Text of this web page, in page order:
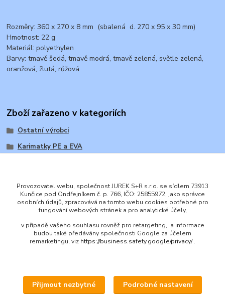
Rozměry: 360 x 270 x 8 mm (sbalená d. 270 x 95 x 30 mm)
Hmotnost: 22 g
Materiál: polyethylen
Barvy: tmavě šedá, tmavě modrá, tmavě zelená, světle zelená,
oranžová, žlutá, růžová
Zboží zařazeno v kategoriích
Ostatní výrobci
Karimatky PE a EVA
ENGLISH
© 2016 JUREK S+R s.r.o., IČ 25855972
Provozovatel webu, společnost JUREK S+R s.r.o. se sídlem 73913
Kunčice pod Ondřejníkem č. p. 766, IČO: 25855972, jako správce
osobních údajů, zpracovává na tomto webu cookies potřebné pro
fungování webových stránek a pro analytické účely,
v případě vašeho souhlasu rovněž pro retargeting, a informace
budou také předávány společnosti Google za účelem
remarketingu, viz https://business.safety.google/privacy/.
Přijmout nezbytné Podrobné nastavení